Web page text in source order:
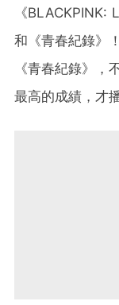
《
和《青春紀錄》
《青春紀錄》
最高的成績，才